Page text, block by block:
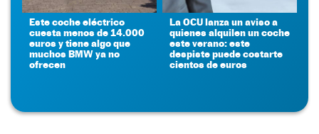
Este coche eléctrico
cuesta menos de 14.000
euros y tiene algo que
muchos BMW ya no
ofrecen
La OCU lanza un aviso a
quienes alquilen un coche
este verano: este
despiste puede costarte
cientos de euros